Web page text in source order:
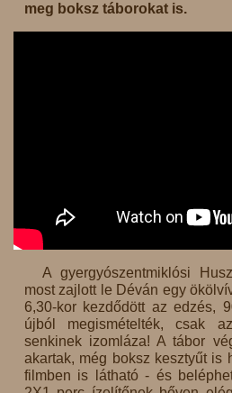
meg boksz táborokat is.
A gyergyószentmiklósi
most zajlott le Déván egy
6,30-kor kezdődött az edzés,
újból megismételték, csak
senkinek izomláza! A tábor
akartak, még boksz kesztyűt is
filmben is látható - és